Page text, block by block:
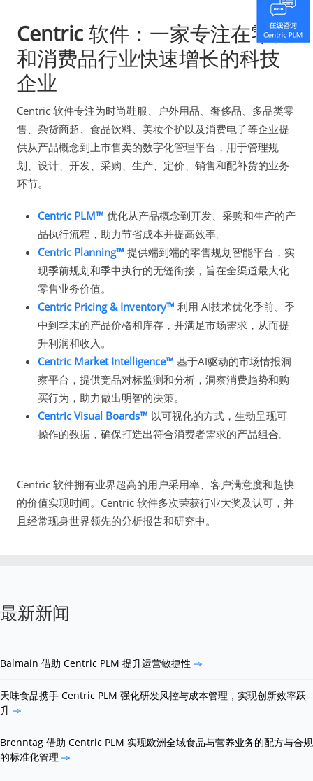
Centric 软件：一家专注在零售
和消费品行业快速增长的科技
企业
Centric 软件专注为时尚鞋服、户外用品、奢侈品、多品类零
售、杂货商超、食品饮料、美妆个护以及消费电子等企业提
供从产品概念到上市售卖的数字化管理平台，用于管理规
划、设计、开发、采购、生产、定价、销售和配补货的业务
环节。
Centric PLM™ 优化从产品概念到开发、采购和生产的产
品执行流程，助力节省成本并提高效率。
Centric Planning™ 提供端到端的零售规划智能平台，实
现季前规划和季中执行的无缝衔接，旨在全渠道最大化
零售业务价值。
Centric Pricing & Inventory™ 利用 AI技术优化季前、季
中到季末的产品价格和库存，并满足市场需求，从而提
升利润和收入。
Centric Market Intelligence™ 基于AI驱动的市场情报洞
察平台，提供竞品对标监测和分析，洞察消费趋势和购
买行为，助力做出明智的决策。
Centric Visual Boards™ 以可视化的方式，生动呈现可
操作的数据，确保打造出符合消费者需求的产品组合。
Centric 软件拥有业界超高的用户采用率、客户满意度和超快
的价值实现时间。Centric 软件多次荣获行业大奖及认可，并
且经常现身世界领先的分析报告和研究中。
最新新闻
Balmain 借助 Centric PLM 提升运营敏捷性
天味食品携手 Centric PLM 强化研发风控与成本管理，实现创新效率跃
升
Brenntag 借助 Centric PLM 实现欧洲全域食品与营养业务的配方与合规
的标准化管理